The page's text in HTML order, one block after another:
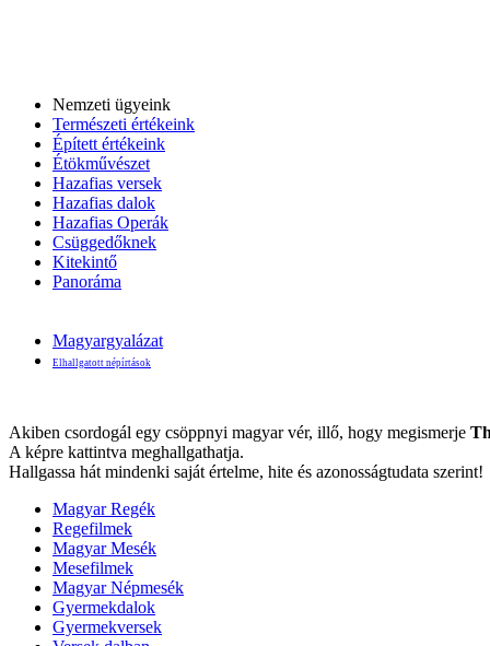
Nemzeti ügyeink
Természeti értékeink
Épített értékeink
Étökművészet
Hazafias versek
Hazafias dalok
Hazafias Operák
Csüggedőknek
Kitekintő
Panoráma
Magyargyalázat
Elhallgatott népírtások
Akiben csordogál egy csöppnyi magyar vér, illő, hogy megismerje
A képre kattintva meghallgathatja.
Hallgassa hát mindenki saját értelme, hite és azonosságtudata szerint!
Magyar Regék
Regefilmek
Magyar Mesék
Mesefilmek
Magyar Népmesék
Gyermekdalok
Gyermekversek